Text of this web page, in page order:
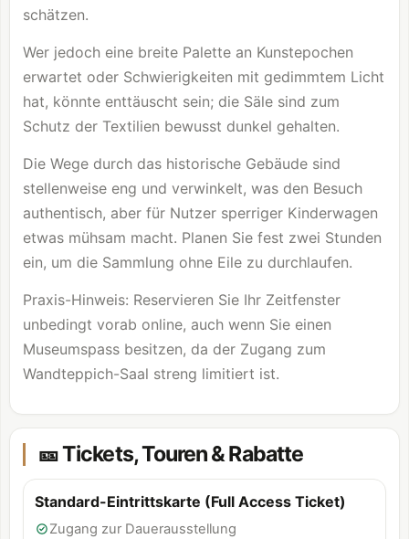
schätzen.
Wer jedoch eine breite Palette an Kunstepochen
erwartet oder Schwierigkeiten mit gedimmtem Licht
hat, könnte enttäuscht sein; die Säle sind zum
Schutz der Textilien bewusst dunkel gehalten.
Die Wege durch das historische Gebäude sind
stellenweise eng und verwinkelt, was den Besuch
authentisch, aber für Nutzer sperriger Kinderwagen
etwas mühsam macht. Planen Sie fest zwei Stunden
ein, um die Sammlung ohne Eile zu durchlaufen.
Praxis-Hinweis: Reservieren Sie Ihr Zeitfenster
unbedingt vorab online, auch wenn Sie einen
Museumspass besitzen, da der Zugang zum
Wandteppich-Saal streng limitiert ist.
🎫 Tickets, Touren & Rabatte
Standard-Eintrittskarte (Full Access Ticket)
Zugang zur Dauerausstellung